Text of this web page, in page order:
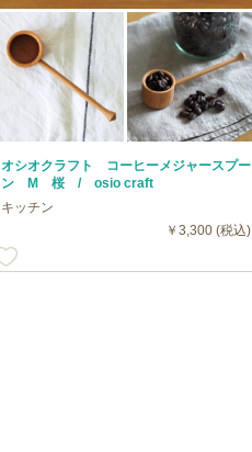
オシオクラフト コーヒーメジャースプー
ン M 桜 / osio craft
キッチン
￥3,300 (税込)